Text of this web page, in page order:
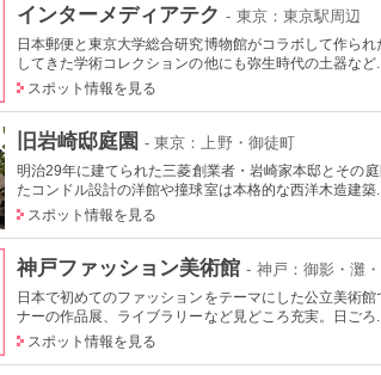
インターメディアテク - 東京：東京駅周辺
日本郵便と東京大学総合研究博物館がコラボして作ら
してきた学術コレクションの他にも弥生時代の土器など
スポット情報を見る
旧岩崎邸庭園 - 東京：上野・御徒町
明治29年に建てられた三菱創業者・岩崎家本邸とその
たコンドル設計の洋館や撞球室は本格的な西洋木造建築
スポット情報を見る
神戸ファッション美術館 - 神戸：御影・灘
日本で初めてのファッションをテーマにした公立美術
ナーの作品展、ライブラリーなど見どころ充実。日ごろ
スポット情報を見る